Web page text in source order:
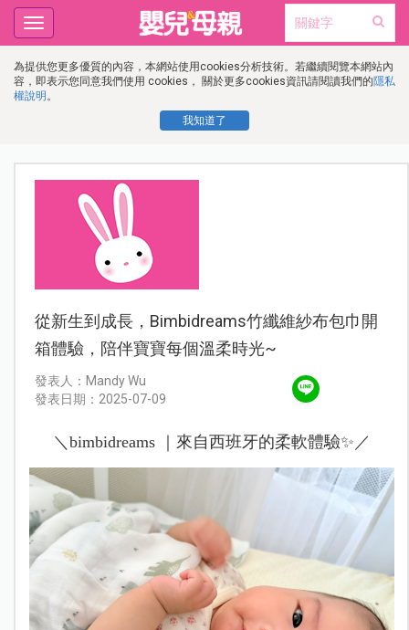
為提供您更多優質的內容，本網站使用cookies分析技術。若繼續閱覽本網站內
容，即表示您同意我們使用 cookies， 關於更多cookies資訊請閱讀我們的隱私
權說明 。
我知道了
Toggle
navigation
從新生到成長，Bimbidreams竹纖維紗布包巾開
箱體驗，陪伴寶寶每個溫柔時光~
發表人：Mandy Wu
發表日期：2025-07-09
＼bimbidreams ｜來自西班牙的柔軟體驗✨／